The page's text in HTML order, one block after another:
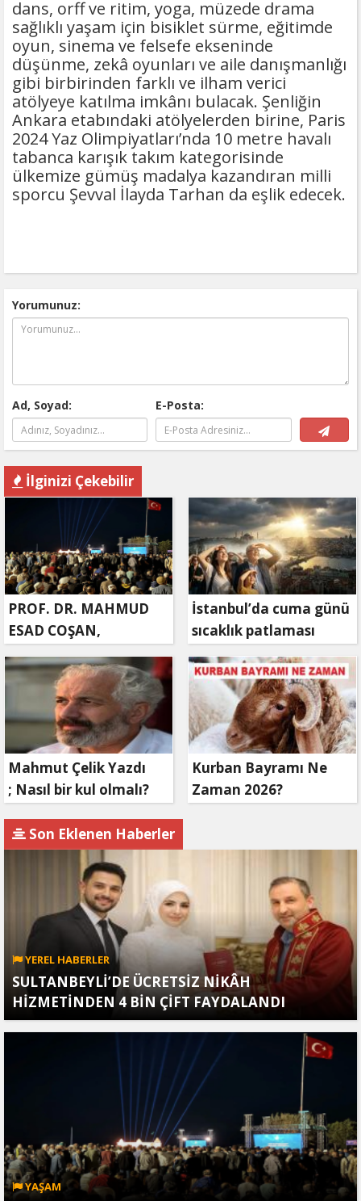
dans, orff ve ritim, yoga, müzede drama
sağlıklı yaşam için bisiklet sürme, eğitimde
oyun, sinema ve felsefe ekseninde
düşünme, zekâ oyunları ve aile danışmanlığı
gibi birbirinden farklı ve ilham verici
atölyeye katılma imkânı bulacak. Şenliğin
Ankara etabındaki atölyelerden birine, Paris
2024 Yaz Olimpiyatları’nda 10 metre havalı
tabanca karışık takım kategorisinde
ülkemize gümüş madalya kazandıran milli
sporcu Şevval İlayda Tarhan da eşlik edecek.
Yorumunuz:
Ad, Soyad: E-Posta:
İlginizi Çekebilir
PROF. DR. MAHMUD
ESAD COŞAN,
DOĞUMUNUN HİCRÎ
91. YILINDA ELAZIĞ'DA
YÂD EDİLECEK
İstanbul’da cuma günü
sıcaklık patlaması
yaşanacak
Mahmut Çelik Yazdı
; Nasıl bir kul olmalı?
Kurban Bayramı Ne
Zaman 2026?
Son Eklenen Haberler
YEREL HABERLER
SULTANBEYLİ’DE ÜCRETSİZ NİKÂH
HİZMETİNDEN 4 BİN ÇİFT FAYDALANDI
YAŞAM